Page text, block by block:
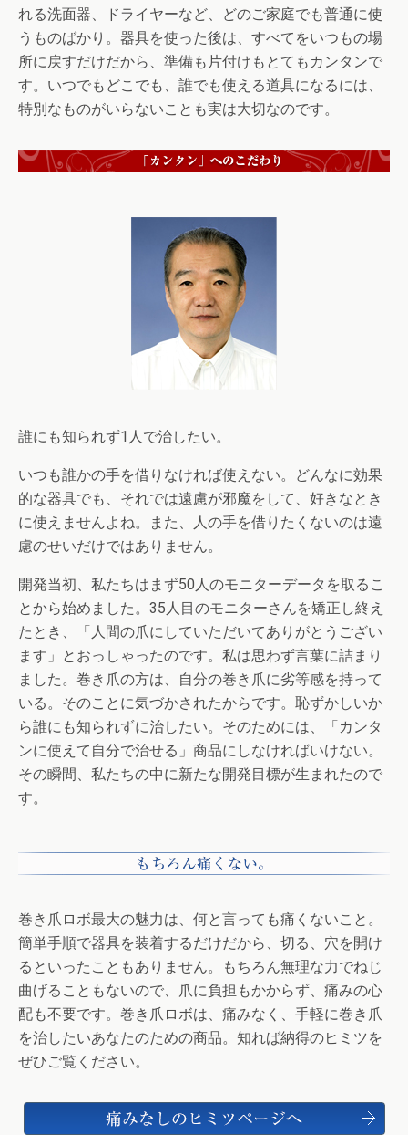
れる洗面器、ドライヤーなど、どのご家庭でも普通に使
うものばかり。器具を使った後は、すべてをいつもの場
所に戻すだけだから、準備も片付けもとてもカンタンで
す。いつでもどこでも、誰でも使える道具になるには、
特別なものがいらないことも実は大切なのです。
誰にも知られず1人で治したい。
いつも誰かの手を借りなければ使えない。どんなに効果
的な器具でも、それでは遠慮が邪魔をして、好きなとき
に使えませんよね。また、人の手を借りたくないのは遠
慮のせいだけではありません。
開発当初、私たちはまず50人のモニターデータを取るこ
とから始めました。35人目のモニターさんを矯正し終え
たとき、「人間の爪にしていただいてありがとうござい
ます」とおっしゃったのです。私は思わず言葉に詰まり
ました。巻き爪の方は、自分の巻き爪に劣等感を持って
いる。そのことに気づかされたからです。恥ずかしいか
ら誰にも知られずに治したい。そのためには、「カンタ
ンに使えて自分で治せる」商品にしなければいけない。
その瞬間、私たちの中に新たな開発目標が生まれたので
す。
巻き爪ロボ最大の魅力は、何と言っても痛くないこと。
簡単手順で器具を装着するだけだから、切る、穴を開け
るといったこともありません。もちろん無理な力でねじ
曲げることもないので、爪に負担もかからず、痛みの心
配も不要です。巻き爪ロボは、痛みなく、手軽に巻き爪
を治したいあなたのための商品。知れば納得のヒミツを
ぜひご覧ください。